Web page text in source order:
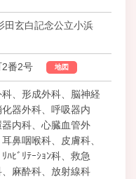
田玄白記念公立小浜
2番2号 地図
、形成外科、脳神経
器外科、呼吸器内
内科、心臓血管外
鼻咽喉科、皮膚科、
ﾊﾋﾞﾘﾃｰｼｮﾝ科、救急
麻酔科、放射線科